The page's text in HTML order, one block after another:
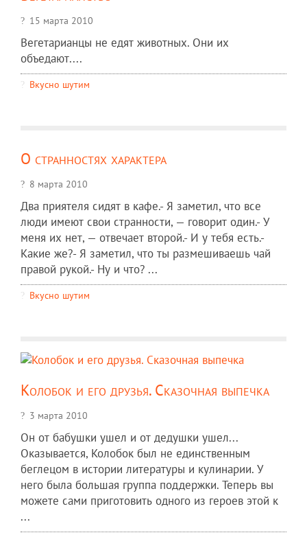
15 марта 2010
Вегетаpианцы не едят животных. Они их
объедают....
Вкусно шутим
О странностях характера
8 марта 2010
Два приятеля сидят в кафе.- Я заметил, что все
люди имеют свои странности, — говорит один.- У
меня их нет, — отвечает второй.- И у тебя есть.-
Какие же?- Я заметил, что ты размешиваешь чай
правой рукой.- Ну и что? ...
Вкусно шутим
Колобок и его друзья. Сказочная выпечка
3 марта 2010
Он от бабушки ушел и от дедушки ушел...
Оказывается, Колобок был не единственным
беглецом в истории литературы и кулинарии. У
него была большая группа поддержки. Теперь вы
можете сами приготовить одного из героев этой к
...